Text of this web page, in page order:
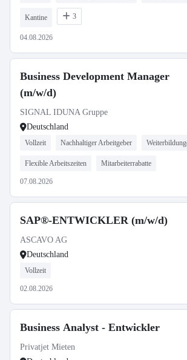
Kantine 3
04.08.2026
Business Development Manager
(m/w/d)
SIGNAL IDUNA Gruppe
Deutschland
Vollzeit Nachhaltiger Arbeitgeber
Flexible Arbeitszeiten Mitarbeiterrabatte
07.08.2026
SAP®-ENTWICKLER (m/w/d)
ASCAVO AG
Deutschland
Vollzeit
02.08.2026
Business Analyst - Entwickler
Privatjet Mieten